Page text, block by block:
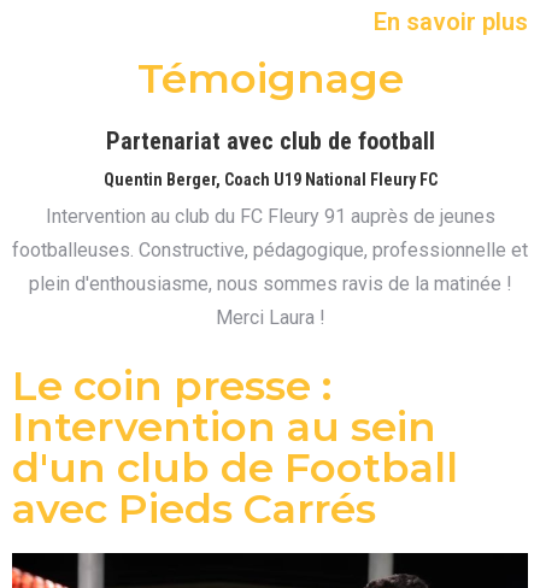
En savoir plus
Témoignage
Partenariat avec club de football
Quentin Berger, Coach U19 National Fleury FC
Intervention au club du FC Fleury 91 auprès de jeunes
footballeuses. Constructive, pédagogique, professionnelle et
plein d'enthousiasme, nous sommes ravis de la matinée !
Merci Laura !
Le coin presse :
Intervention au sein
d'un club de Football
avec Pieds Carrés